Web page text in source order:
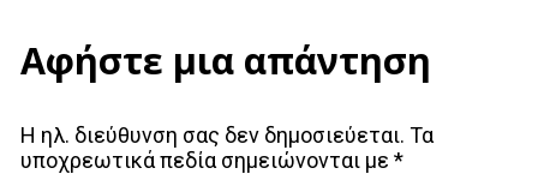
Αφήστε μια απάντηση
Η ηλ. διεύθυνση σας δεν δημοσιεύεται. Τα
υποχρεωτικά πεδία σημειώνονται με *